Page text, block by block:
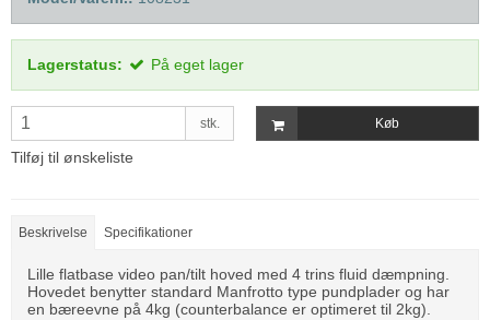
Lagerstatus: På eget lager
stk. Køb
Tilføj til ønskeliste
Beskrivelse Specifikationer
Lille flatbase video pan/tilt hoved med 4 trins fluid dæmpning.
Hovedet benytter standard Manfrotto type pundplader og har
en bæreevne på 4kg (counterbalance er optimeret til 2kg).